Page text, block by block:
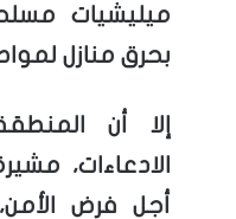
ميليشيات
بحرق منازل
إلا أن
الادعاءات،
أجل فرض